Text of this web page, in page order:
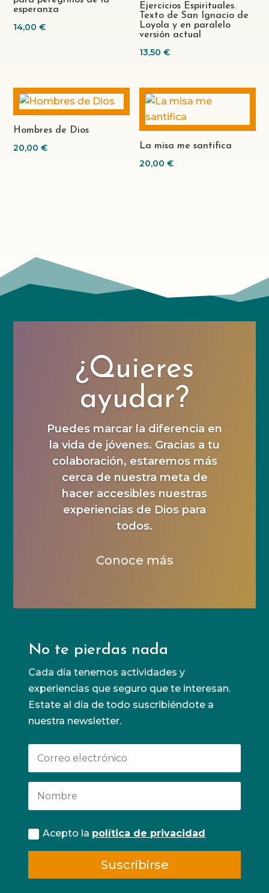
esperanza
14,00€
Ejercicios Espirituales.
Texto de San Ignacio de
Loyola y en paralelo
versión actual
13,50€
Hombres de Dios
20,00€ La misa me santifica
20,00€
¿Quieres
ayudar?
Puedes marcar la diferencia en
la vida de jóvenes. Gracias a tu
colaboración, estaremos más
cerca de nuestra meta de
hacer accesibles nuestras
experiencias de Dios para
todos.
Conoce más
No te pierdas nada
Cada día tenemos actividades y
experiencias que seguro que te interesan.
Estate al día de todo suscribiéndote a
nuestra newsletter.
Acepto la política de privacidad
Suscribirse